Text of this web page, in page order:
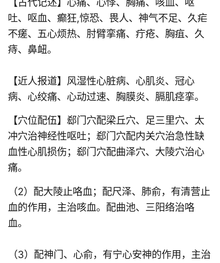
吐、呕血、癫狂,惊恐、畏人、神气不足、久疟
不瘥、五心烦热、肘臂挛痛、疔疮、胸疽、久
痔、鼻衄。
【近人报道】风湿性心脏病、心肌炎、冠心
病、心绞痛、心动过速、胸膜炎、膈肌痉挛。
【穴位配伍】郄门穴配梁丘穴、 足三里穴、 太
冲穴治神经性呕吐；郄门穴配内关穴治急性缺
血性心肌损伤；郄门穴配曲泽穴、大陵穴治心
痛。
（2）配大陵止咯血；配尺泽、肺俞，有清营止
血的作用，主治咳血。配曲池、三阳络治咯
血。
（3）配神门、心俞，有宁心安神的作用，主治